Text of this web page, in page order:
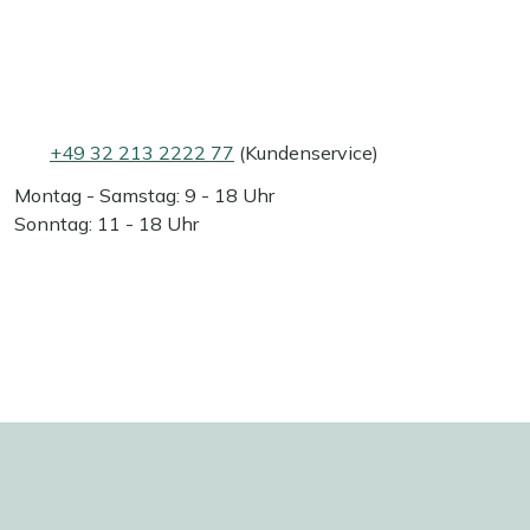
+49 32 213 2222 77 (Kundenservice)
Montag - Samstag: 9 - 18 Uhr
Sonntag: 11 - 18 Uhr